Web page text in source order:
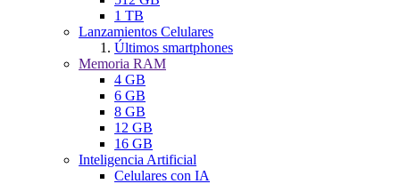
1 TB
Lanzamientos Celulares
Últimos smartphones
Memoria RAM
4 GB
6 GB
8 GB
12 GB
16 GB
Inteligencia Artificial
Celulares con IA